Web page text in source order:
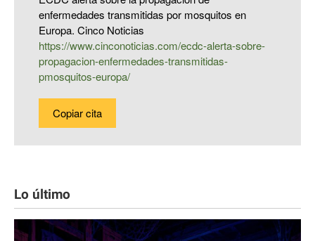
enfermedades transmitidas por mosquitos en
Europa. Cinco Noticias
https://www.cinconoticias.com/ecdc-alerta-sobre-
propagacion-enfermedades-transmitidas-
pmosquitos-europa/
Copiar cita
Lo último